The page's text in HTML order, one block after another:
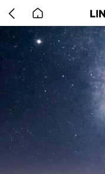
back
to
home